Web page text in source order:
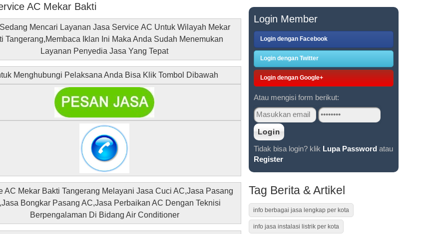
AC Mekar Bakti
Mencari Layanan Jasa Service AC Untuk Wilayah Mekar
Tangerang,Membaca Iklan Ini Maka Anda Sudah Menemukan
Layanan Penyedia Jasa Yang Tepat
Menghubungi Pelaksana Anda Bisa Klik Tombol Dibawah
AC Mekar Bakti Tangerang Melayani Jasa Cuci AC,Jasa Pasang
Bongkar Pasang AC,Jasa Perbaikan AC Dengan Teknisi
Berpengalaman Di Bidang Air Conditioner
Login Member
Login dengan Facebook
Login dengan Twitter
Login dengan Google+
Atau mengisi form berikut:
Tidak bisa login? klik Lupa Password atau
Register
Tag Berita & Artikel
info berbagai jasa lengkap per kota
info jasa instalasi listrik per kota